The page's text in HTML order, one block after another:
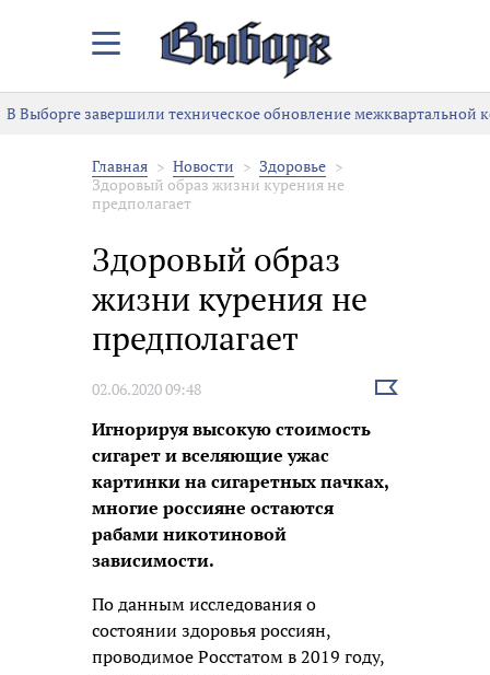
Закрыть/
меню
В Выборге завершили техническое обновление межквартальной
Главная Новости
Здоровье
Здоровый образ жизни курения не
предполагает
Здоровый образ
жизни курения не
предполагает
02.06.2020 09:48
Выбрать
Игнорируя высокую стоимость
сигарет и вселяющие ужас
картинки на сигаретных пачках,
многие россияне остаются
рабами никотиновой
зависимости.
По данным исследования о
состоянии здоровья россиян,
проводимое Росстатом в 2019 году,